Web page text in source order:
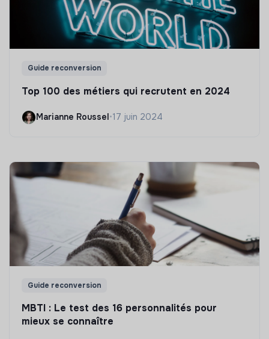
Guide reconversion
Top 100 des métiers qui recrutent en 2024
Marianne Roussel•17 juin 2024
Guide reconversion
MBTI : Le test des 16 personnalités pour
mieux se connaître